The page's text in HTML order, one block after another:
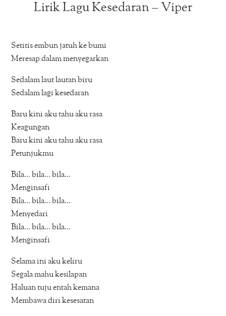
Lirik Lagu Kesedaran – Viper
Setitis embun jatuh ke bumi
Meresap dalam menyegarkan
Sedalam laut lautan biru
Sedalam lagi kesedaran
Baru kini aku tahu aku rasa
Keagungan
Baru kini aku tahu aku rasa
Petunjukmu
Bila… bila… bila…
Menginsafi
Bila… bila… bila…
Menyedari
Bila… bila… bila…
Menginsafi
Selama ini aku keliru
Segala mahu kesilapan
Haluan tuju entah kemana
Membawa diri kesesatan